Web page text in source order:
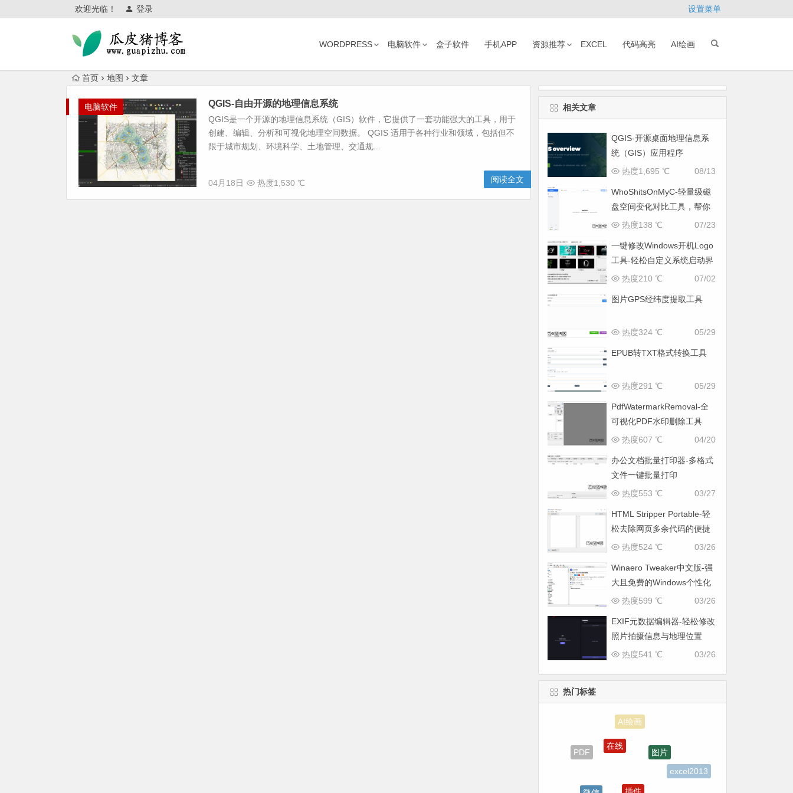
欢迎光临！ 登录 设置菜单
WORDPRESS 电脑软件 盒子软件 手机APP 资源推荐 EXCEL 代码高亮 AI绘画
首页 地图 文章
电脑软件 QGIS-自由开源的地理信息系统
QGIS是一个开源的地理信息系统（GIS）软件，它提供了一套功能强大的工具，用于
创建、编辑、分析和可视化地理空间数据。 QGIS 适用于各种行业和领域，包括但不
限于城市规划、环境科学、土地管理、交通规...
04月18日 热度1,530 ℃ 阅读全文
相关文章
QGIS-开源桌面地理信息系
统（GIS）应用程序
08/13
热度1,695 ℃
WhoShitsOnMyC-轻量级磁
盘空间变化对比工具，帮你
找出“吃掉”空间的罪魁祸首
07/23
热度138 ℃
一键修改Windows开机Logo
工具-轻松自定义系统启动界
面
07/02
热度210 ℃
图片GPS经纬度提取工具
05/29
热度324 ℃
EPUB转TXT格式转换工具
05/29
热度291 ℃
PdfWatermarkRemoval-全
可视化PDF水印删除工具
04/20
热度607 ℃
办公文档批量打印器-多格式
文件一键批量打印
03/27
热度553 ℃
HTML Stripper Portable-轻
松去除网页多余代码的便捷
工具
03/26
热度524 ℃
Winaero Tweaker中文版-强
大且免费的Windows个性化
与系统优化工具
03/26
热度599 ℃
EXIF元数据编辑器-轻松修改
照片拍摄信息与地理位置
03/26
热度541 ℃
热门标签
PDF
在线
图片
excel2013
微信